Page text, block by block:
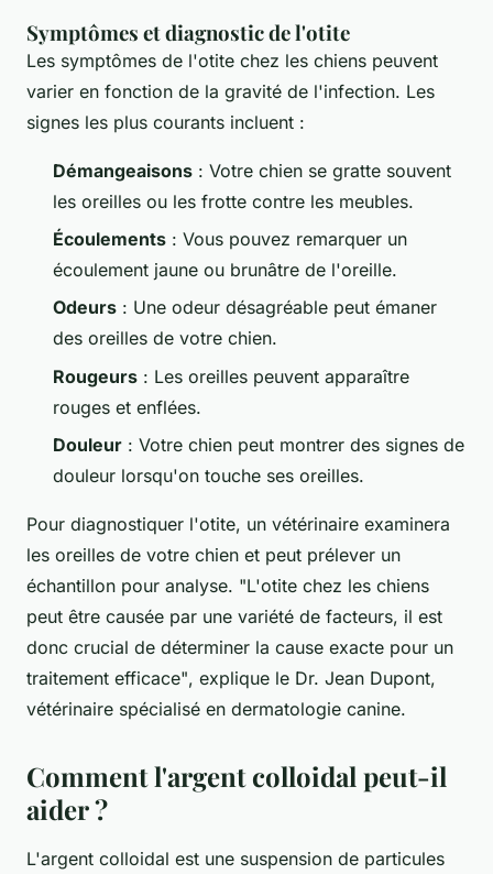
Symptômes et diagnostic de l'otite
Les symptômes de l'otite chez les chiens peuvent
varier en fonction de la gravité de l'infection. Les
signes les plus courants incluent :
Démangeaisons : Votre chien se gratte souvent
les oreilles ou les frotte contre les meubles.
Écoulements : Vous pouvez remarquer un
écoulement jaune ou brunâtre de l'oreille.
Odeurs : Une odeur désagréable peut émaner
des oreilles de votre chien.
Rougeurs : Les oreilles peuvent apparaître
rouges et enflées.
Douleur : Votre chien peut montrer des signes de
douleur lorsqu'on touche ses oreilles.
Pour diagnostiquer l'otite, un vétérinaire examinera
les oreilles de votre chien et peut prélever un
échantillon pour analyse. "L'otite chez les chiens
peut être causée par une variété de facteurs, il est
donc crucial de déterminer la cause exacte pour un
traitement efficace", explique le Dr. Jean Dupont,
vétérinaire spécialisé en dermatologie canine.
Comment l'argent colloidal peut-il
aider ?
L'argent colloidal est une suspension de particules